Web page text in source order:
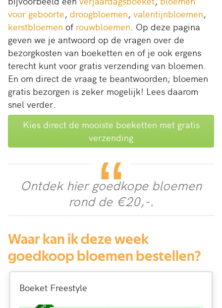
voor geboorte, droogbloemen, valentijnbloemen,
kerstbloemen of rouwbloemen. Op deze pagina
geven we je antwoord op de vragen over de
bezorgkosten van boeketten en of je ook ergens
terecht kunt voor gratis verzending van bloemen.
En om direct de vraag te beantwoorden; bloemen
gratis bezorgen is zeker mogelijk! Lees daarom
snel verder.
Kies direct de mooiste boeketten met gratis
verzending
Ontdek hier goedkope bloemen
rond de €20,-.
Waar kan ik deze week
goedkoop bloemen bestellen?
Boeket Freestyle